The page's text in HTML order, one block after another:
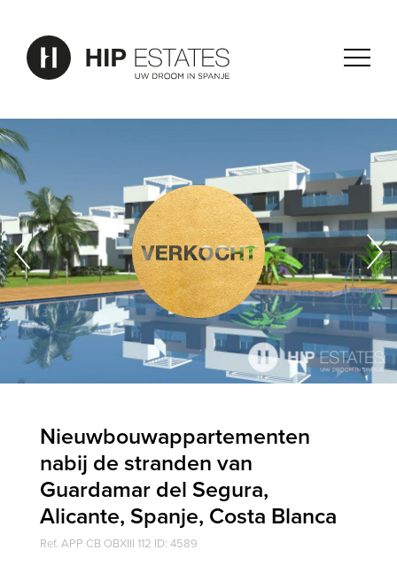
Nieuwbouwappartementen
nabij de stranden van
Guardamar del Segura,
Alicante, Spanje, Costa Blanca
Ref. APP CB OBXIII 112 ID: 4589